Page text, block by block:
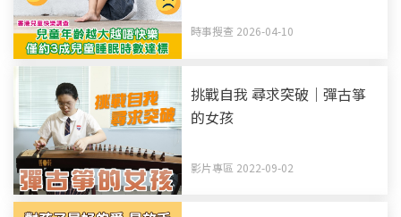
時事搜查 2026-04-10
挑戰自我 尋求突破｜彈古箏
的女孩
影片專區 2022-09-02